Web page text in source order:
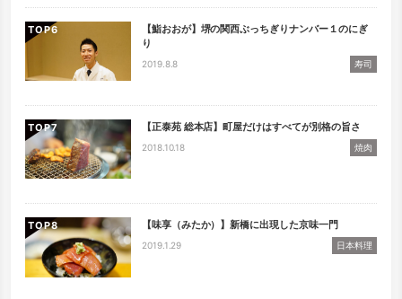
TOP
【鮨おおが】堺の関西ぶっちぎりナンバー１のにぎ
り
2019.8.8 寿司
TOP 【正泰苑 総本店】町屋だけはすべてが別格の旨さ
2018.10.18 焼肉
TOP 【味享（みたか）】新橋に出現した京味一門
2019.1.29 日本料理